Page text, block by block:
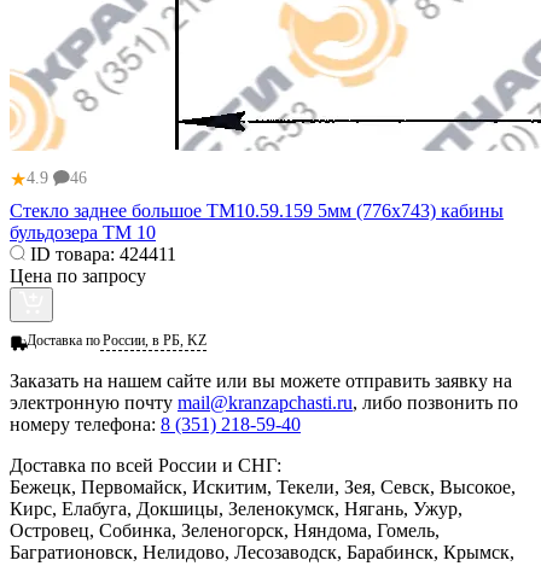
★4.9 46
Стекло заднее большое ТМ10.59.159 5мм (776x743) кабины
бульдозера ТМ 10
ID товара: 424411
Цена по запросу
Доставка поРоссии, в РБ, KZ
Заказать на нашем сайте или вы можете отправить заявку на
электронную почту mail@kranzapchasti.ru, либо позвонить по
номеру телефона: 8 (351) 218-59-40
Доставка по всей России и СНГ:
Бежецк, Первомайск, Искитим, Текели, Зея, Севск, Высокое,
Кирс, Елабуга, Докшицы, Зеленокумск, Нягань, Ужур,
Островец, Собинка, Зеленогорск, Няндома, Гомель,
Багратионовск, Нелидово, Лесозаводск, Барабинск, Крымск,